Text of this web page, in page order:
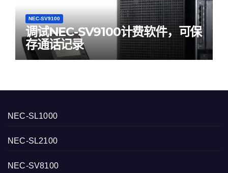
NEC-SV9100
调试NEC-SV9100计费软件，可保
存通话记录
NEC-SL1000
NEC-SL2100
NEC-SV8100